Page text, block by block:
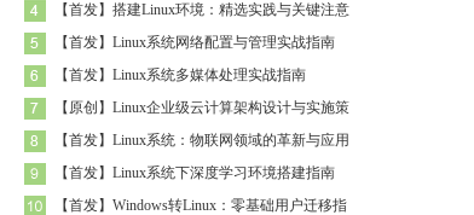
【首发】搭建Linux环境：精选实践与关键注意
【首发】Linux系统网络配置与管理实战指南
【首发】Linux系统多媒体处理实战指南
【原创】Linux企业级云计算架构设计与实施策
【首发】Linux系统：物联网领域的革新与应用
【首发】Linux系统下深度学习环境搭建指南
【首发】Windows转Linux：零基础用户迁移指